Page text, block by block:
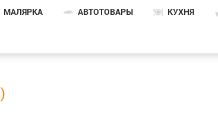
МАЛЯРКА АВТОТОВАРЫ КУХНЯ